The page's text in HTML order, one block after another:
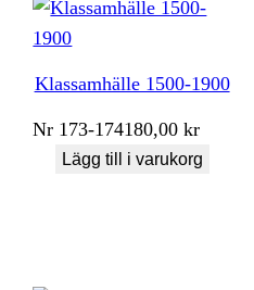
Klassamhälle 1500-1900
Nr 173-174180,00kr
Lägg till i varukorg